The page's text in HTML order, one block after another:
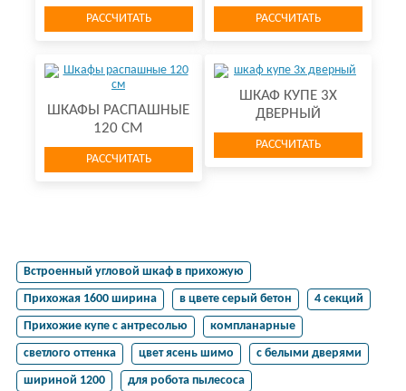
РАССЧИТАТЬ РАССЧИТАТЬ
ШКАФЫ РАСПАШНЫЕ
120 СМ
РАССЧИТАТЬ
ШКАФ КУПЕ 3Х
ДВЕРНЫЙ
РАССЧИТАТЬ
Встроенный угловой шкаф в прихожую
Прихожая 1600 ширина
в цвете серый бетон
4 секций
Прихожие купе с антресолью
компланарные
светлого оттенка
цвет ясень шимо
с белыми дверями
шириной 1200
для робота пылесоса